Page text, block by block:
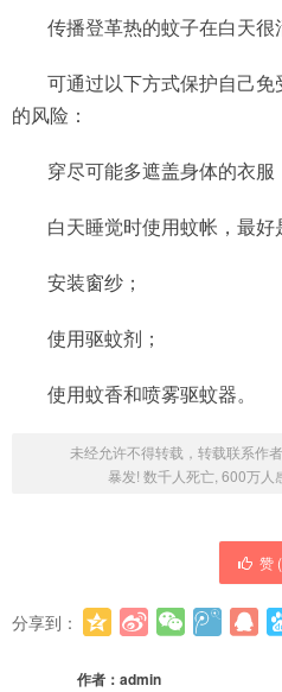
传播登革热的蚊子在白天很
可通过以下方式保护自己
的风险：
穿尽可能多遮盖身体的衣服
白天睡觉时使用蚊帐，最好
安装窗纱；
使用驱蚊剂；
使用蚊香和喷雾驱蚊器。
未经允许不得转载，转载联系作
暴发! 数千人死亡, 600万人
赞 (
分享到：
作者： admin